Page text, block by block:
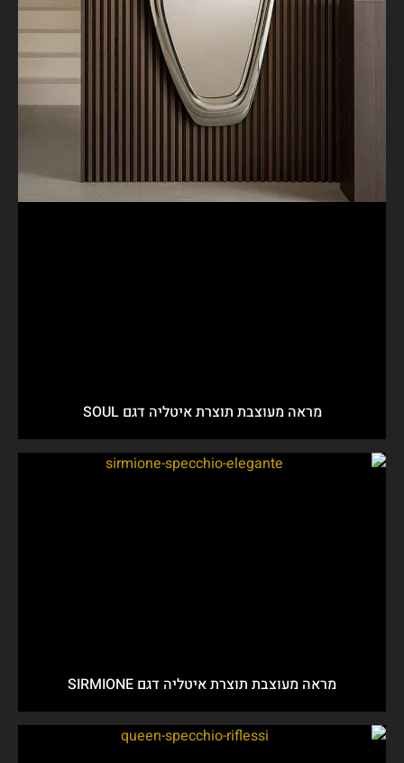
מראה מעוצבת תוצרת איטליה דגם SOUL
מראה מעוצבת תוצרת איטליה דגם SIRMIONE